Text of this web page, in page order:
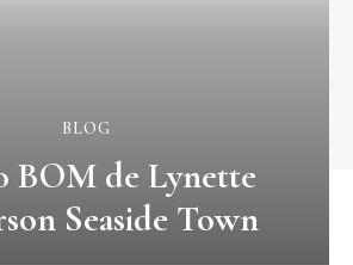
BLOG
BOM de Lynette
Seaside Town